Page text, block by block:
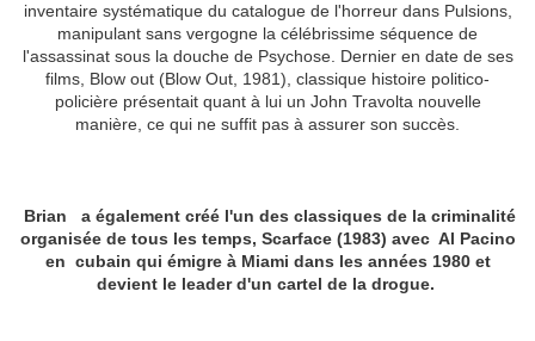
inventaire systématique du catalogue de l'horreur dans Pulsions,
manipulant sans vergogne la célébrissime séquence de
l'assassinat sous la douche de Psychose. Dernier en date de ses
films, Blow out (Blow Out, 1981), classique histoire politico-
policière présentait quant à lui un John Travolta nouvelle
manière, ce qui ne suffit pas à assurer son succès.
Brian a également créé l'un des classiques de la criminalité
organisée de tous les temps, Scarface (1983) avec Al Pacino
en cubain qui émigre à Miami dans les années 1980 et
devient le leader d'un cartel de la drogue.